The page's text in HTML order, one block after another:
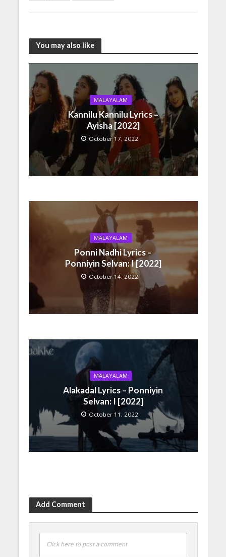
You may also like
MALAYALAM
Kannilu Kannilu Lyrics –
Ayisha [2022]
October 17, 2022
MALAYALAM
Ponni Nadhi Lyrics –
Ponniyin Selvan: I [2022]
October 14, 2022
MALAYALAM
Alakadal Lyrics – Ponniyin
Selvan: I [2022]
October 11, 2022
Add Comment
Click here to post a comment